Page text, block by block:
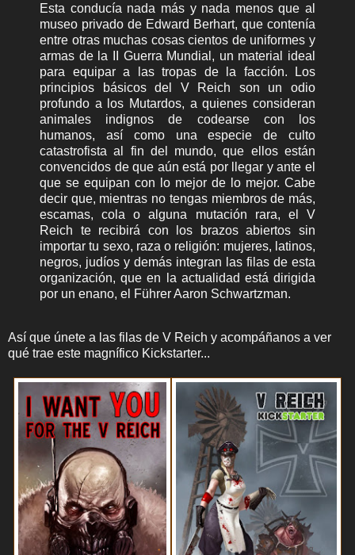
Esta conducía nada más y nada menos que al
museo privado de Edward Berhart, que contenía
entre otras muchas cosas cientos de uniformes y
armas de la II Guerra Mundial, un material ideal
para equipar a las tropas de la facción. Los
principios básicos del V Reich son un odio
profundo a los Mutardos, a quienes consideran
animales indignos de codearse con los
humanos, así como una especie de culto
catastrofista al fin del mundo, que ellos están
convencidos de que aún está por llegar y ante el
que se equipan con lo mejor de lo mejor. Cabe
decir que, mientras no tengas miembros de más,
escamas, cola o alguna mutación rara, el V
Reich te recibirá con los brazos abiertos sin
importar tu sexo, raza o religión: mujeres, latinos,
negros, judíos y demás integran las filas de esta
organización, que en la actualidad está dirigida
por un enano, el Führer Aaron Schwartzman.
Así que únete a las filas de V Reich y acompáñanos a ver
qué trae este magnífico Kickstarter...